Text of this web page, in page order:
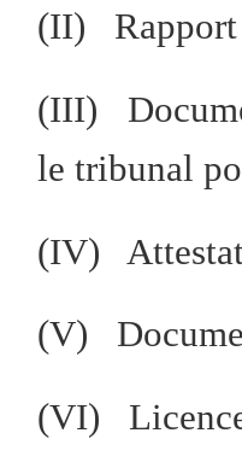
(II) Rapport
(III)
le tribunal
(IV)
(V)
(VI)